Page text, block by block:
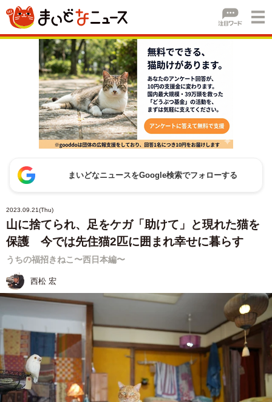
まいどなニュースをGoogle検索でフォローする
2023.09.21(Thu)
山に捨てられ、足をケガ「助けて」と現れた猫を
保護 今では先住猫2匹に囲まれ幸せに暮らす
うちの福招きねこ〜西日本編〜
西松 宏